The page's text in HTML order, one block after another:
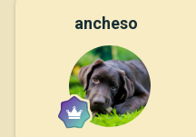
ancheso